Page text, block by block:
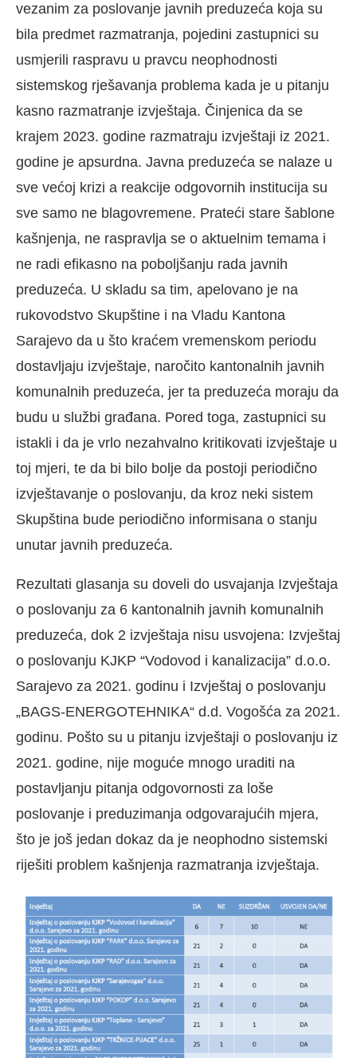
vezanim za poslovanje javnih preduzeća koja su
bila predmet razmatranja, pojedini zastupnici su
usmjerili raspravu u pravcu neophodnosti
sistemskog rješavanja problema kada je u pitanju
kasno razmatranje izvještaja. Činjenica da se
krajem 2023. godine razmatraju izvještaji iz 2021.
godine je apsurdna. Javna preduzeća se nalaze u
sve većoj krizi a reakcije odgovornih institucija su
sve samo ne blagovremene. Prateći stare šablone
kašnjenja, ne raspravlja se o aktuelnim temama i
ne radi efikasno na poboljšanju rada javnih
preduzeća. U skladu sa tim, apelovano je na
rukovodstvo Skupštine i na Vladu Kantona
Sarajevo da u što kraćem vremenskom periodu
dostavljaju izvještaje, naročito kantonalnih javnih
komunalnih preduzeća, jer ta preduzeća moraju da
budu u službi građana. Pored toga, zastupnici su
istakli i da je vrlo nezahvalno kritikovati izvještaje u
toj mjeri, te da bi bilo bolje da postoji periodično
izvještavanje o poslovanju, da kroz neki sistem
Skupština bude periodično informisana o stanju
unutar javnih preduzeća.
Rezultati glasanja su doveli do usvajanja Izvještaja
o poslovanju za 6 kantonalnih javnih komunalnih
preduzeća, dok 2 izvještaja nisu usvojena: Izvještaj
o poslovanju KJKP “Vodovod i kanalizacija” d.o.o.
Sarajevo za 2021. godinu i Izvještaj o poslovanju
„BAGS-ENERGOTEHNIKA“ d.d. Vogošća za 2021.
godinu. Pošto su u pitanju izvještaji o poslovanju iz
2021. godine, nije moguće mnogo uraditi na
postavljanju pitanja odgovornosti za loše
poslovanje i preduzimanja odgovarajućih mjera,
što je još jedan dokaz da je neophodno sistemski
riješiti problem kašnjenja razmatranja izvještaja.